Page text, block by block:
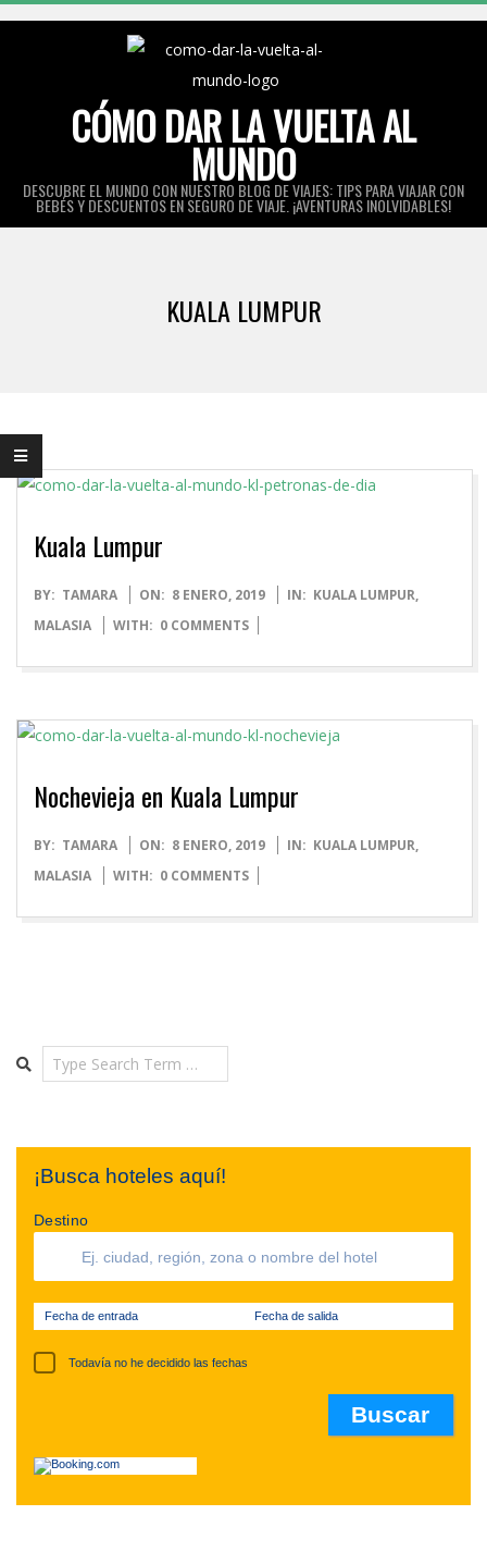
CÓMO DAR LA VUELTA AL
MUNDO
DESCUBRE EL MUNDO CON NUESTRO BLOG DE VIAJES: TIPS PARA VIAJAR CON
BEBÉS Y DESCUENTOS EN SEGURO DE VIAJE. ¡AVENTURAS INOLVIDABLES!
KUALA LUMPUR
Kuala Lumpur
2019-
01-
BY: TAMARA ON: 8 ENERO, 2019 IN: KUALA LUMPUR,
MALASIA
WITH: 0 COMMENTS
Nochevieja en Kuala Lumpur
2019-
01-
BY: TAMARA ON: 8 ENERO, 2019 IN: KUALA LUMPUR,
MALASIA
WITH: 0 COMMENTS
Search
¡Busca hoteles aquí!
Destino
Fecha de entrada Fecha de salida
Todavía no he decidido las fechas